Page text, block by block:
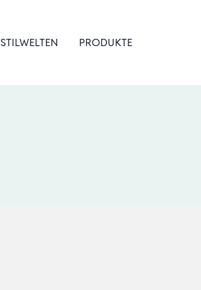
STILWELTEN PRODUKTE